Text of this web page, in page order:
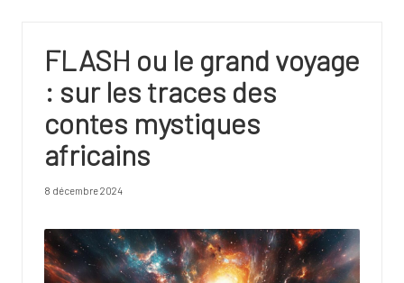
t
o
v
e
r
s
o
FLASH ou le grand voyage
: sur les traces des
contes mystiques
africains
8 décembre 2024